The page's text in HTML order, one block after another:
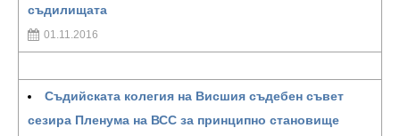
съдилищата
01.11.2016
Съдийската колегия на Висшия съдебен съвет
сезира Пленума на ВСС за принципно становище